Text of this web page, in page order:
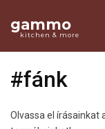
gammo
kitchen & more
#fánk
Olvassa el írásainkat